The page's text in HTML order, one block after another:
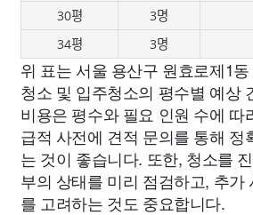
30평 3명
34평
3명
위 표는 서울 용산구 원효로제1
청소 및 입주청소의 평수별 예상
비용은 평수와 필요 인원 수에 따
급적 사전에 견적 문의를 통해 정
는 것이 좋습니다. 또한, 청소를
부의 상태를 미리 점검하고, 추가
를 고려하는 것도 중요합니다.